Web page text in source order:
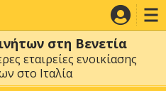
στη Βενετία
εταιρείες ενοικίασης
στο Ιταλία